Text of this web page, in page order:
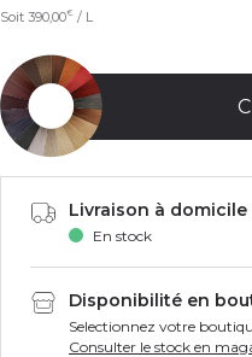
Soit 390,00€ / L
Livraison à
En stock
Disponibilité en
Selectionnez votre
Consulter le stock en